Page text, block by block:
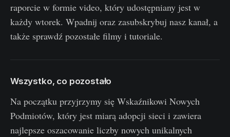
raporcie w formie video, który udostępniany jest w
każdy wtorek. Wpadnij oraz zasubskrybuj nasz kanał, a
także sprawdź pozostałe filmy i tutoriale.
Wszystko, co pozostało
Na początku przyjrzymy się Wskaźnikowi Nowych
Podmiotów, który jest miarą adopcji sieci i zawiera
najlepsze oszacowanie liczby nowych unikalnych